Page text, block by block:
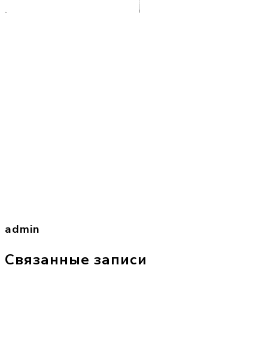
admin
Связанные записи